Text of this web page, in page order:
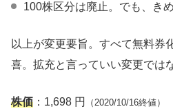
100株区分は廃止。でも、き
以上が変更要旨。すべて無料券
喜。拡充と言っていい変更では
株価 ：1,698 円 （2020/10/16終値）